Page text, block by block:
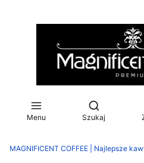
Menu
Otwórz
Szukaj
MAGNIFICENT COFFEE | Najlepsze